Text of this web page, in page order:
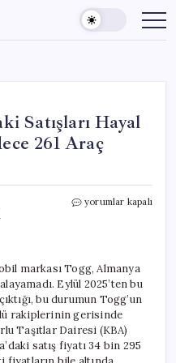
Satışları Hayal
261 Araç
Togg’un
Yarattı:
Sadece
261
Araç
Trafiğe
Çıktı
için
yorumlar kapalı
markası Togg, Almanya
Eylül 2025’ten bu
bu durumun Togg’un
rakiplerinin gerisinde
Taşıtlar Dairesi (KBA)
satış fiyatı 34 bin 295